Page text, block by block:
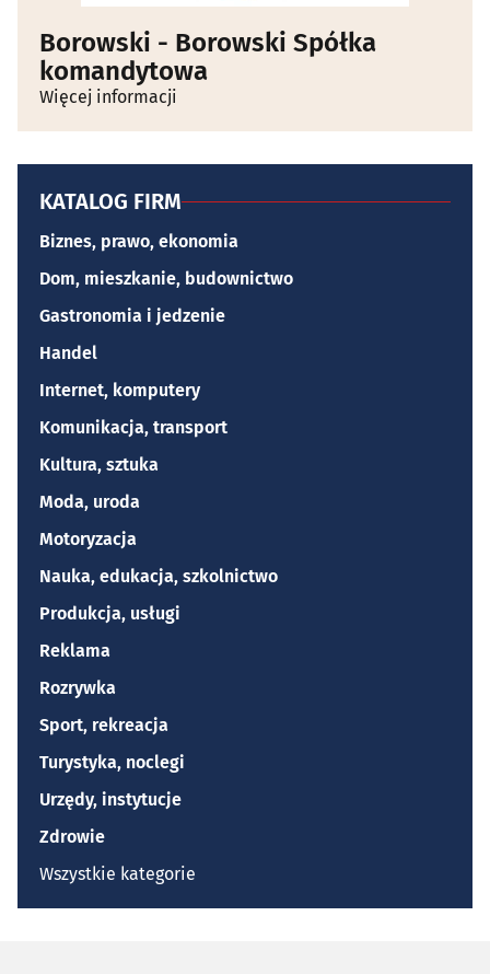
Borowski - Borowski Spółka
komandytowa
Więcej informacji
KATALOG FIRM
Biznes, prawo, ekonomia
Dom, mieszkanie, budownictwo
Gastronomia i jedzenie
Handel
Internet, komputery
Komunikacja, transport
Kultura, sztuka
Moda, uroda
Motoryzacja
Nauka, edukacja, szkolnictwo
Produkcja, usługi
Reklama
Rozrywka
Sport, rekreacja
Turystyka, noclegi
Urzędy, instytucje
Zdrowie
Wszystkie kategorie